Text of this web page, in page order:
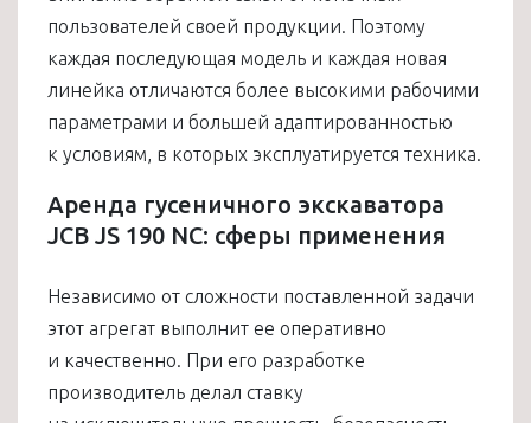
пользователей своей продукции. Поэтому
каждая последующая модель и каждая новая
линейка отличаются более высокими рабочими
параметрами и большей адаптированностью
к условиям, в которых эксплуатируется техника.
Аренда гусеничного экскаватора
JCB JS 190 NC: сферы применения
Независимо от сложности поставленной задачи
этот агрегат выполнит ее оперативно
и качественно. При его разработке
производитель делал ставку